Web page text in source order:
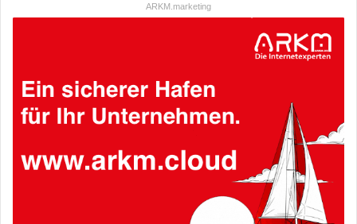
ARKM.marketing